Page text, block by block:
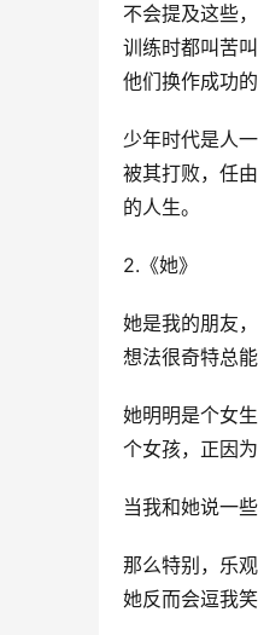
不会提及这些
训练时都叫苦
他们换作成功
少年时代是人
被其打败，任
的人生。
2.《她》
她是我的朋友
想法很奇特总能
她明明是个女
个女孩，正因
当我和她说一
那么特别，乐
她反而会逗我笑